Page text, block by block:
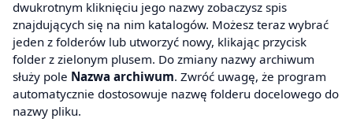
dwukrotnym kliknięciu jego nazwy zobaczysz spis
znajdujących się na nim katalogów. Możesz teraz wybrać
jeden z folderów lub utworzyć nowy, klikając przycisk
folder z zielonym plusem. Do zmiany nazwy archiwum
służy pole Nazwa archiwum. Zwróć uwagę, że program
automatycznie dostosowuje nazwę folderu docelowego do
nazwy pliku.